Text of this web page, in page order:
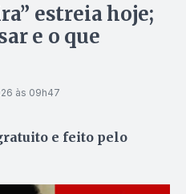
estreia hoje;
e o que
às 09h47
e feito pelo